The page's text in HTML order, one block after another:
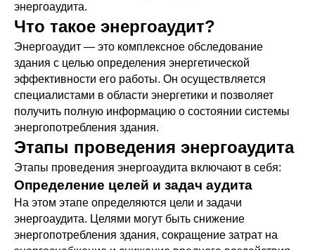
энергоаудита.
Что такое энергоаудит?
Энергоаудит — это комплексное обследование
здания с целью определения энергетической
эффективности его работы. Он осуществляется
специалистами в области энергетики и позволяет
получить полную информацию о состоянии системы
энергопотребления здания.
Этапы проведения энергоаудита
Этапы проведения энергоаудита включают в себя:
Определение целей и задач аудита
На этом этапе определяются цели и задачи
энергоаудита. Целями могут быть снижение
энергопотребления здания, сокращение затрат на